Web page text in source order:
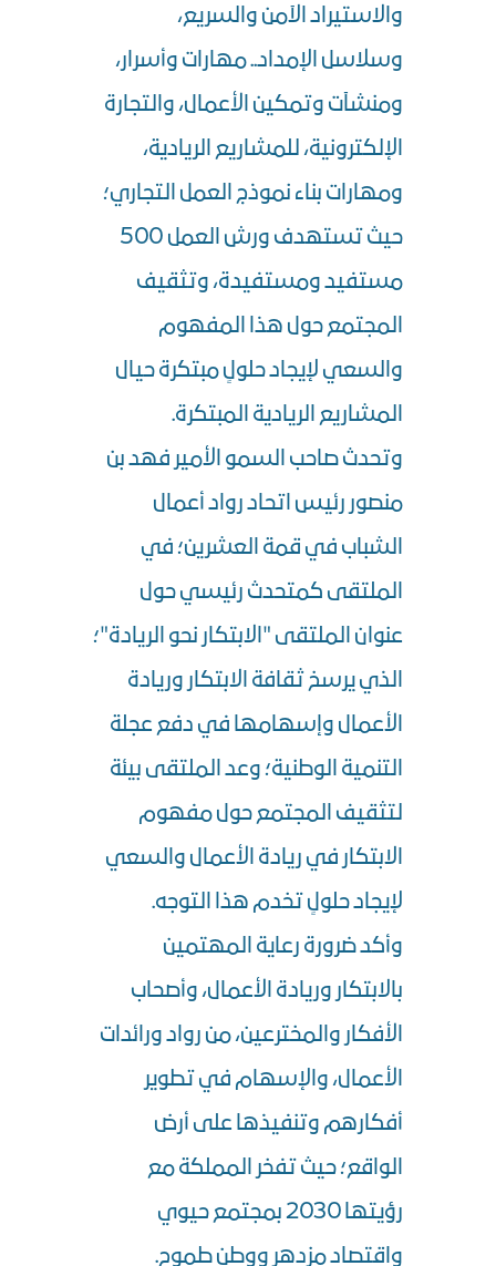
والاستيراد الآمن والسريع،
وسلاسل الإمداد.. مهارات وأسرار،
ومنشآت وتمكين الأعمال، والتجارة
الإلكترونية، للمشاريع الريادية،
ومهارات بناء نموذج العمل التجاري؛
حيث تستهدف ورش العمل 500
مستفيد ومستفيدة، وتثقيف
المجتمع حول هذا المفهوم
والسعي لإيجاد حلولٍ مبتكرة حيال
المشاريع الريادية المبتكرة.
وتحدث صاحب السمو الأمير فهد بن
منصور رئيس اتحاد رواد أعمال
الشباب في قمة العشرين؛ في
الملتقى كمتحدث رئيسي حول
عنوان الملتقى "الابتكار نحو الريادة"؛
الذي يرسخ ثقافة الابتكار وريادة
الأعمال وإسهامها في دفع عجلة
التنمية الوطنية؛ وعد الملتقى بيئة
لتثقيف المجتمع حول مفهوم
الابتكار في ريادة الأعمال والسعي
لإيجاد حلولٍ تخدم هذا التوجه.
وأكد ضرورة رعاية المهتمين
بالابتكار وريادة الأعمال، وأصحاب
الأفكار والمخترعين، من رواد ورائدات
الأعمال، والإسهام في تطوير
أفكارهم وتنفيذها على أرض
الواقع؛ حيث تفخر المملكة مع
رؤيتها 2030 بمجتمع حيوي
واقتصاد مزدهر ووطن طموح.